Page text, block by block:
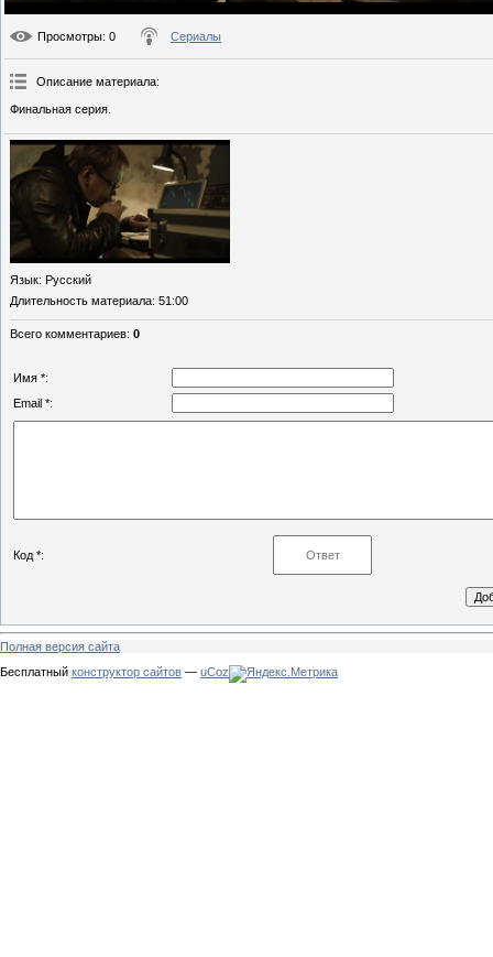
Просмотры: 0 Сериалы
Описание материала:
Финальная серия.
Язык: Русский
Длительность материала: 51:00
Всего комментариев: 0
Имя *:
Email *:
Код *:
Полная версия сайта
Бесплатный конструктор сайтов — uCoz